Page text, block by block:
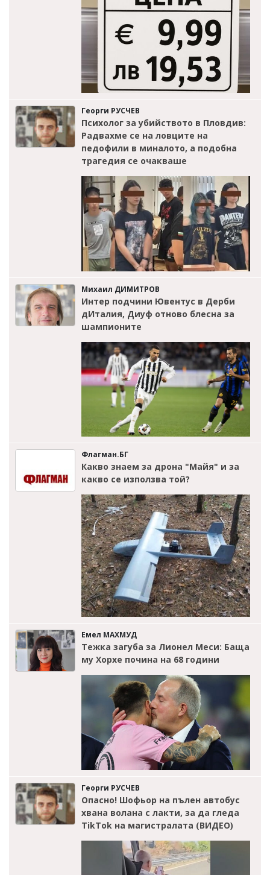
Георги РУСЧЕВ
Психолог за убийството в Пловдив:
Радвахме се на ловците на
педофили в миналото, а подобна
трагедия се очакваше
Михаил ДИМИТРОВ
Интер подчини Ювентус в Дерби
дИталия, Диуф отново блесна за
шампионите
Флагман.БГ
Какво знаем за дрона "Майя" и за
какво се използва той?
Емел МАХМУД
Тежка загуба за Лионел Меси: Баща
му Хорхе почина на 68 години
Георги РУСЧЕВ
Опасно! Шофьор на пълен автобус
хвана волана с лакти, за да гледа
TikTok на магистралата (ВИДЕО)